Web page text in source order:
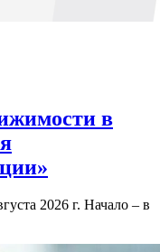
в
2026 г. Начало – в